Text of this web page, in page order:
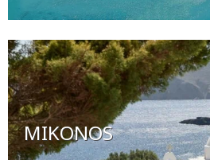
MIKONOS